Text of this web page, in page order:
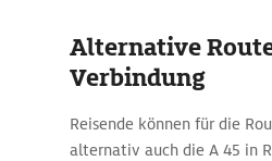
Alternative
Verbindung
Reisende können für die
alternativ auch die A 45 in